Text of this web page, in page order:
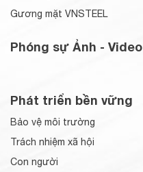
Gương mặt VNSTEEL
Phóng sự Ảnh - Video
Phát triển bền vững
Bảo vệ môi trường
Trách nhiệm xã hội
Con người